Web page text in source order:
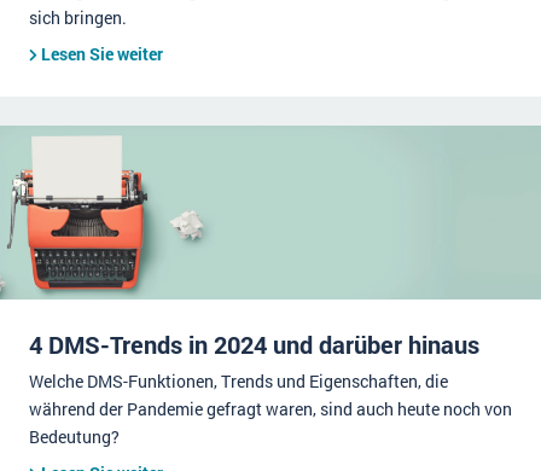
sich bringen.
Lesen Sie weiter
4 DMS-Trends in 2024 und darüber hinaus
Welche DMS-Funktionen, Trends und Eigenschaften, die
während der Pandemie gefragt waren, sind auch heute noch von
Bedeutung?